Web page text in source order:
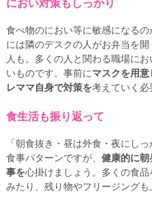
におい対策もしっかり
食べ物のにおい等に敏感になる
には隣のデスクの人がお弁当を
人も。多くの人と関わる職場に
いものです。事前にマスクを用
レママ自身で対策を考えていく必
食生活も振り返って
「朝食抜き・昼は外食・夜にし
食事パターンですが、 健康的に朝
事を心掛けましょう。多くの食
みたり、残り物やフリージングも